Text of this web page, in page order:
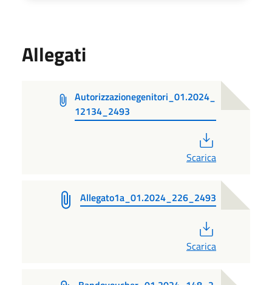
Allegati
Autorizzazionegenitori_01.2024_
12134_2493
Scarica
Allegato1a_01.2024_226_2493
Scarica